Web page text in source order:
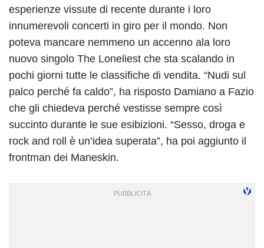
esperienze vissute di recente durante i loro
innumerevoli concerti in giro per il mondo. Non
poteva mancare nemmeno un accenno ala loro
nuovo singolo The Loneliest che sta scalando in
pochi giorni tutte le classifiche di vendita. “Nudi sul
palco perché fa caldo”, ha risposto Damiano a Fazio
che gli chiedeva perché vestisse sempre così
succinto durante le sue esibizioni. “Sesso, droga e
rock and roll è un’idea superata”, ha poi aggiunto il
frontman dei Maneskin.